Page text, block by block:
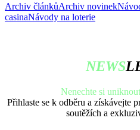
Archiv článkůArchiv novinek
casinaNávody na loterie
NEWS
Nenechte si
Přihlaste se k odběru a získávejte
soutěžích a